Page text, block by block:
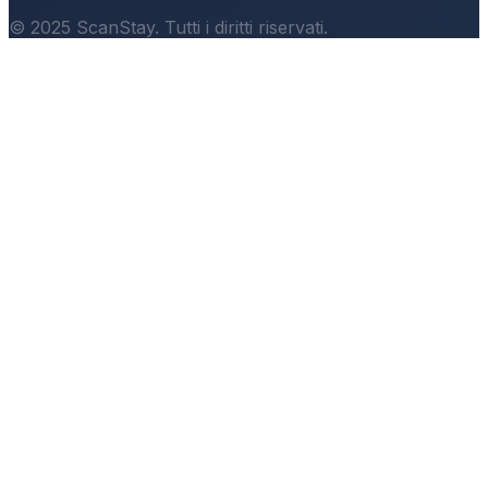
© 2025 ScanStay. Tutti i diritti riservati.